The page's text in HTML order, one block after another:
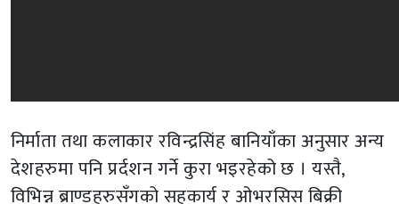
निर्माता तथा कलाकार रविन्द्रसिंह बानियाँका अनुसार अन्य
देशहरुमा पनि प्रर्दशन गर्ने कुरा भइरहेको छ । यस्तै,
विभिन्न ब्राण्डहरुसँगको सहकार्य र ओभरसिस बिक्री